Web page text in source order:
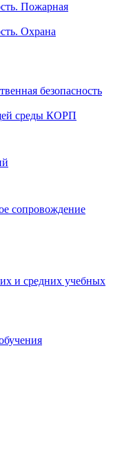
Пожарная
Охрана
безопасность
среды КОРП
сопровождение
и средних учебных